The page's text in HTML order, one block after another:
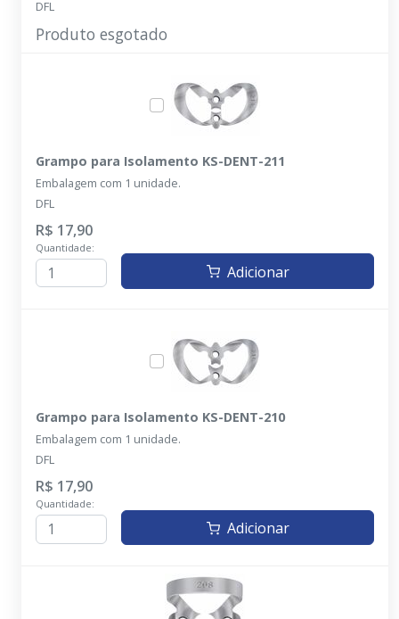
DFL
Produto esgotado
Grampo para Isolamento KS-DENT-211
Embalagem com 1 unidade.
DFL
R$ 17,90
Quantidade:
Adicionar
Grampo para Isolamento KS-DENT-210
Embalagem com 1 unidade.
DFL
R$ 17,90
Quantidade:
Adicionar